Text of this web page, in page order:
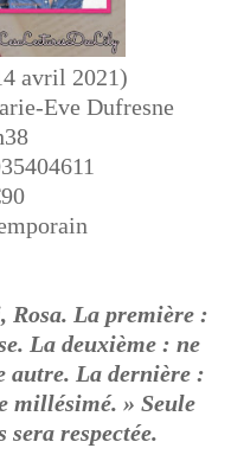
avril 2021)
Eve Dufresne
Rosa. La première :
La deuxième : ne
autre. La dernière :
millésimé. » Seule
sera respectée.